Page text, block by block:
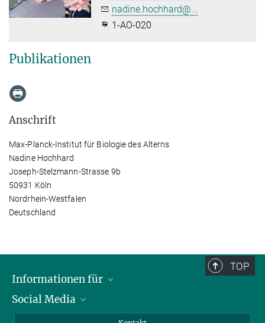
nadine.hochhard@...
1-AO-020
Publikationen
Anschrift
Max-Planck-Institut für Biologie des Alterns
Nadine Hochhard
Joseph-Stelzmann-Strasse 9b
50931 Köln
Nordrhein-Westfalen
Deutschland
TOP
Informationen für
Bewerbende
Social Media